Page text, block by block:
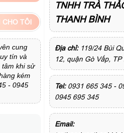
TÔI
cung
tín và
tâm khi sử
kém
- 0945
TNHH TRÀ
THANH BÌNH
Địa chỉ: 119/24 Bùi
12, quận Gò Vấp,
Tel:0931 665 345 -
0945 695 345
Email: